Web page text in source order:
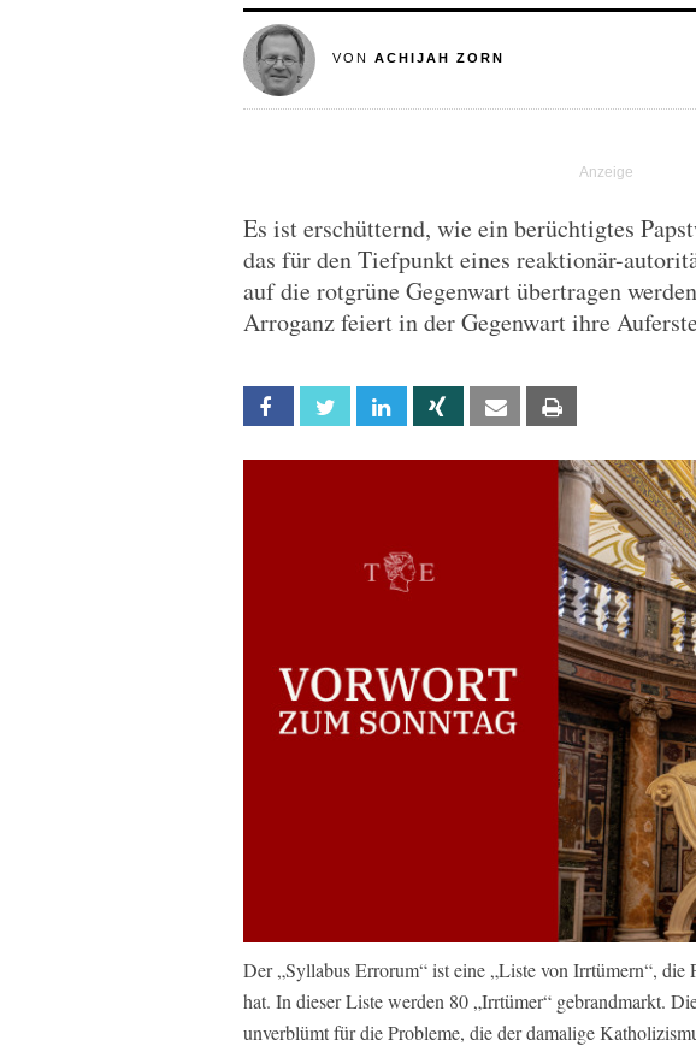
VON ACHIJAH ZORN
Es ist erschütternd, wie ein berüchtigtes
das für den Tiefpunkt eines reaktionär-
auf die rotgrüne Gegenwart übertragen
Arroganz feiert in der Gegenwart ihre
Facebook Twitter Linkedin Xing Email
Der „Syllabus Errorum“ ist eine „Liste von Irrtümern“,
hat. In dieser Liste werden 80 „Irrtümer“ gebrandmarkt.
unverblümt für die Probleme, die der damalige